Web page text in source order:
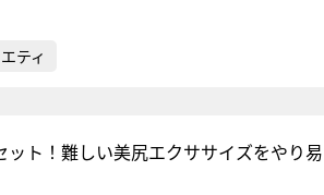
ティ
ット！難しい美尻エクササイズをやり